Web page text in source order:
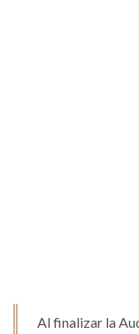
Al finalizar la